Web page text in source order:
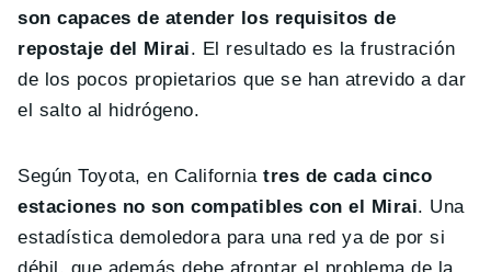
son capaces de atender los requisitos de
repostaje del Mirai. El resultado es la frustración
de los pocos propietarios que se han atrevido a dar
el salto al hidrógeno.
Según Toyota, en Californiatres de cada cinco
estaciones no son compatibles con el Mirai. Una
estadística demoledora para una red ya de por si